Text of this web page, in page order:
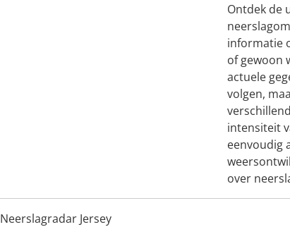
Ontdek de
informatie
of gewoon
actuele
volgen,
intensiteit
eenvoudig
over
Neerslagradar Jersey